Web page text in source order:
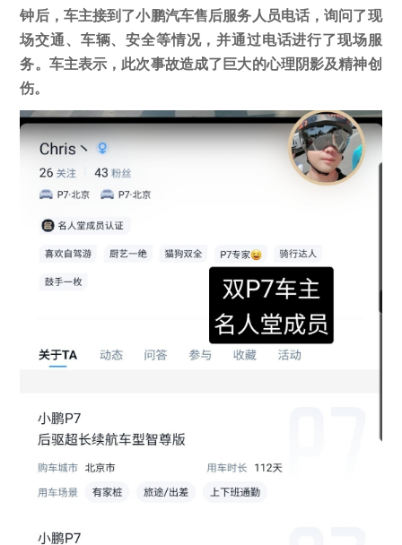
钟后，车主接到了小鹏汽车售后服务人员电话，询问了现
场交通、车辆、安全等情况，并通过电话进行了现场服
务。车主表示，此次事故造成了巨大的心理阴影及精神创
伤。